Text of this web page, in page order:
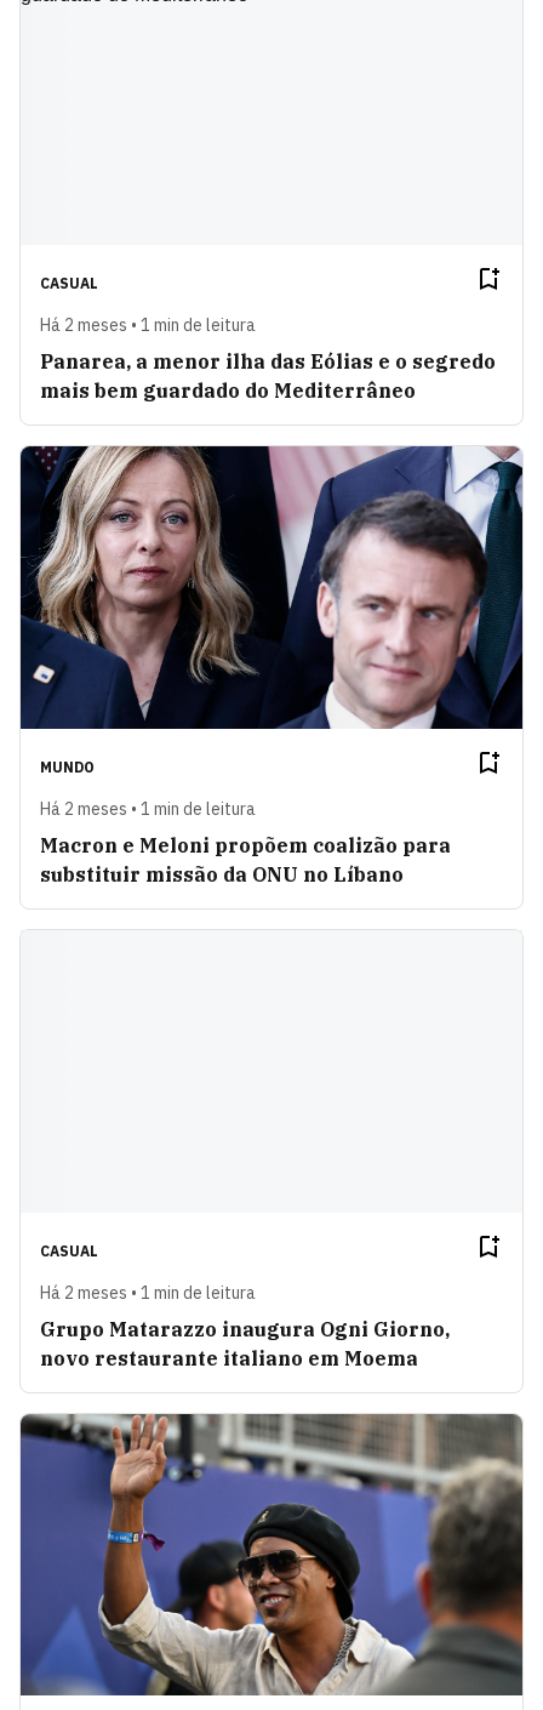
CASUAL
Há 2 meses • 1 min de leitura
Panarea, a menor ilha das Eólias e o segredo
mais bem guardado do Mediterrâneo
MUNDO
Há 2 meses • 1 min de leitura
Macron e Meloni propõem coalizão para
substituir missão da ONU no Líbano
CASUAL
Há 2 meses • 1 min de leitura
Grupo Matarazzo inaugura Ogni Giorno,
novo restaurante italiano em Moema